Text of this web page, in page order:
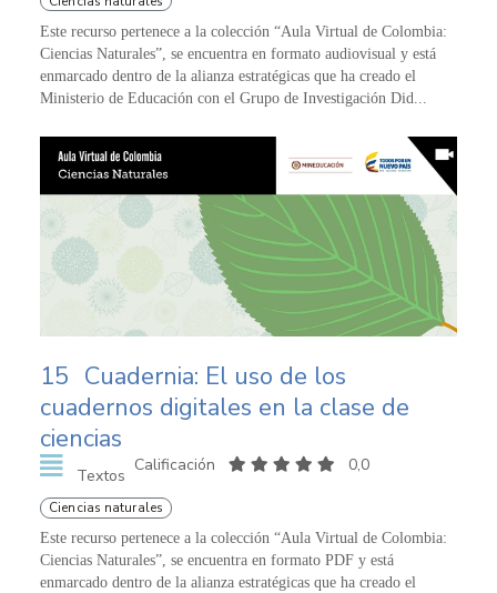
Este recurso pertenece a la colección “Aula Virtual de Colombia:
Ciencias Naturales”, se encuentra en formato audiovisual y está
enmarcado dentro de la alianza estratégicas que ha creado el
Ministerio de Educación con el Grupo de Investigación Did...
15 Cuadernia: El uso de los
cuadernos digitales en la clase de
ciencias
Textos
Calificación 0,0
Ciencias naturales
Este recurso pertenece a la colección “Aula Virtual de Colombia:
Ciencias Naturales”, se encuentra en formato PDF y está
enmarcado dentro de la alianza estratégicas que ha creado el